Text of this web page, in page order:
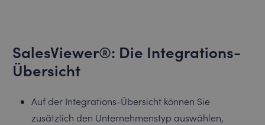
SalesViewer®: Die Integrations-
Übersicht
Auf der Integrations-Übersicht können Sie
zusätzlich den Unternehmenstyp auswählen,